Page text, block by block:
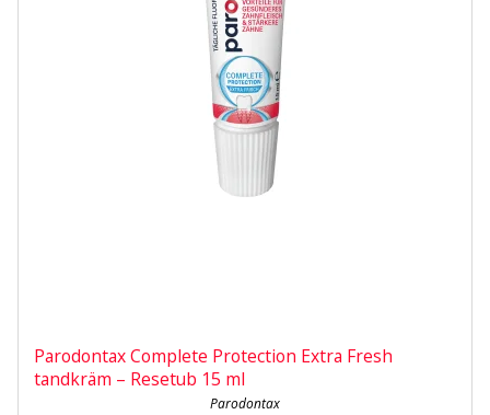
Parodontax Complete Protection Extra Fresh
tandkräm – Resetub 15 ml
Parodontax